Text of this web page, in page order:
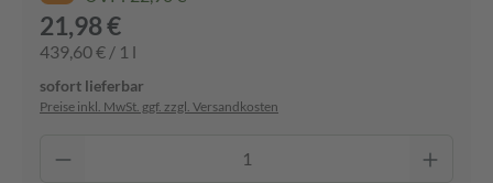
21,98 €
439,60 € / 1 l
sofort lieferbar
Preise inkl. MwSt. ggf. zzgl. Versandkosten